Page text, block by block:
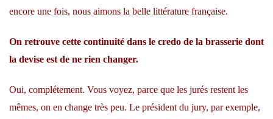
encore une fois, nous aimons la belle littérature française.
On retrouve cette continuité dans le credo de la brasserie dont
la devise est de ne rien changer.
Oui, complétement. Vous voyez, parce que les jurés restent les
mêmes, on en change très peu. Le président du jury, par exemple,